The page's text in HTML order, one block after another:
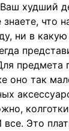
худший
знаете, что
ни в
предмета
оно так
Это